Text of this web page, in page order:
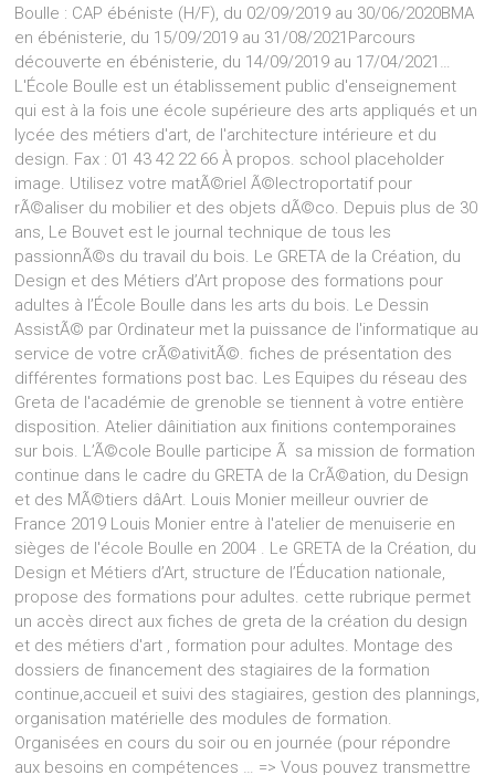
Boulle : CAP ébéniste (H/F), du 02/09/2019 au 30/06/2020BMA
en ébénisterie, du 15/09/2019 au 31/08/2021Parcours
découverte en ébénisterie, du 14/09/2019 au 17/04/2021…
L'École Boulle est un établissement public d'enseignement
qui est à la fois une école supérieure des arts appliqués et un
lycée des métiers d'art, de l'architecture intérieure et du
design. Fax : 01 43 42 22 66 À propos. school placeholder
image. Utilisez votre matÃ©riel Ã©lectroportatif pour
rÃ©aliser du mobilier et des objets dÃ©co. Depuis plus de 30
ans, Le Bouvet est le journal technique de tous les
passionnÃ©s du travail du bois. Le GRETA de la Création, du
Design et des Métiers d’Art propose des formations pour
adultes à l’École Boulle dans les arts du bois. Le Dessin
AssistÃ© par Ordinateur met la puissance de l'informatique au
service de votre crÃ©ativitÃ©. fiches de présentation des
différentes formations post bac. Les Equipes du réseau des
Greta de l'académie de grenoble se tiennent à votre entière
disposition. Atelier dâinitiation aux finitions contemporaines
sur bois. L’Ã©cole Boulle participe Ã sa mission de formation
continue dans le cadre du GRETA de la CrÃ©ation, du Design
et des MÃ©tiers dâArt. Louis Monier meilleur ouvrier de
France 2019 Louis Monier entre à l'atelier de menuiserie en
sièges de l'école Boulle en 2004 . Le GRETA de la Création, du
Design et Métiers d’Art, structure de l’Éducation nationale,
propose des formations pour adultes. cette rubrique permet
un accès direct aux fiches de greta de la création du design
et des métiers d'art , formation pour adultes. Montage des
dossiers de financement des stagiaires de la formation
continue,accueil et suivi des stagiaires, gestion des plannings,
organisation matérielle des modules de formation.
Organisées en cours du soir ou en journée (pour répondre
aux besoins en compétences … => Vous pouvez transmettre